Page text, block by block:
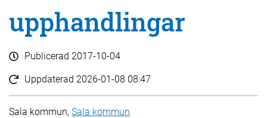
upphandlingar
Publicerad 2017-10-04
Uppdaterad 2026-01-08 08:47
Sala kommun, Sala kommun